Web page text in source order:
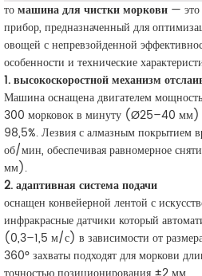
томашина для чистки моркови —
прибор, предназначенный для
овощей с непревзойденной
особенности и технические
1. высокоскоростной механизм
Машина оснащена двигателем
300 морковок в минуту (Ø25–40 мм) с
98,5%. Лезвия с алмазным покрытием
об/мин, обеспечивая равномерное
мм).
2. адаптивная система подачи
оснащен конвейерной лентой с
инфракрасные датчики который
(0,3–1,5 м/с) в зависимости от
360° захваты подходят для моркови